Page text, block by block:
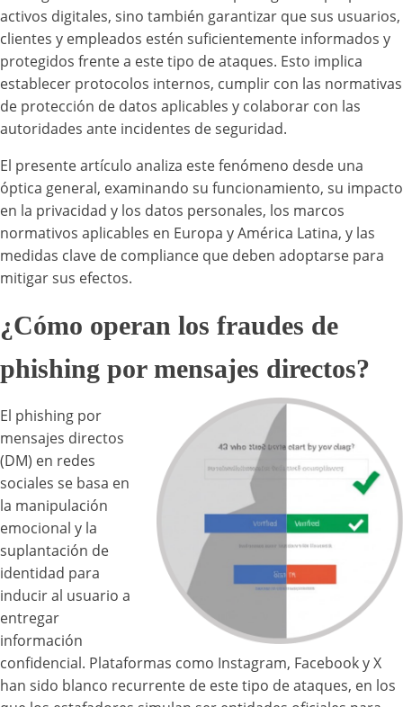
activos digitales, sino también garantizar que sus usuarios,
clientes y empleados estén suficientemente informados y
protegidos frente a este tipo de ataques. Esto implica
establecer protocolos internos, cumplir con las normativas
de protección de datos aplicables y colaborar con las
autoridades ante incidentes de seguridad.
El presente artículo analiza este fenómeno desde una
óptica general, examinando su funcionamiento, su impacto
en la privacidad y los datos personales, los marcos
normativos aplicables en Europa y América Latina, y las
medidas clave de compliance que deben adoptarse para
mitigar sus efectos.
¿Cómo operan los fraudes de
phishing por mensajes directos?
El phishing por
mensajes directos
(DM) en redes
sociales se basa en
la manipulación
emocional y la
suplantación de
identidad para
inducir al usuario a
entregar
información
confidencial. Plataformas como Instagram, Facebook y X
han sido blanco recurrente de este tipo de ataques, en los